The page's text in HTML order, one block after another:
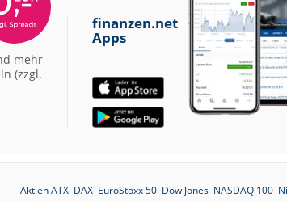
mehr –
(zzgl.
finanzen.net
Apps
Aktien ATX DAX EuroStoxx 50 Dow Jones NASDAQ 100